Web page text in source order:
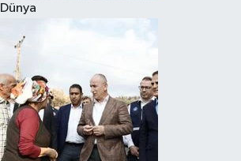
Dünya
Kültür Sanat
Sağlık
Siyaset